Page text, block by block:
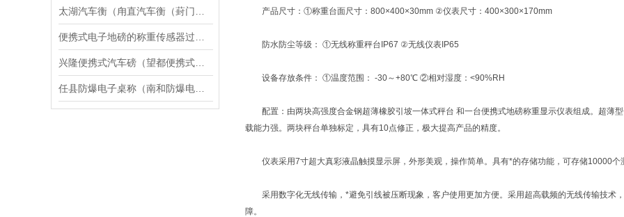
产品尺寸：①称重台面尺寸：800×400×30mm ②仪表尺寸：400×300×170mm
防水防尘等级： ①无线称重秤台IP67 ②无线仪表IP65
设备存放条件： ①温度范围： -30～+80℃ ②相对湿度：<90%RH
配置：由两块高强度合金钢超薄橡胶引坡一体式秤台 和一台便携式地磅称重显示仪表组成。超薄
载能力强。两块秤台单独标定，具有10点修正，极大提高产品的精度。
仪表采用7寸超大真彩液晶触摸显示屏，外形美观，操作简单。具有*的存储功能，可存储10000个
采用数字化无线传输，*避免引线被压断现象，客户使用更加方便。采用超高载频的无线传输技术
障。